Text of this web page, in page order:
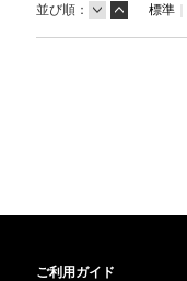
並び順： 標準 ｜
ご利用ガイド